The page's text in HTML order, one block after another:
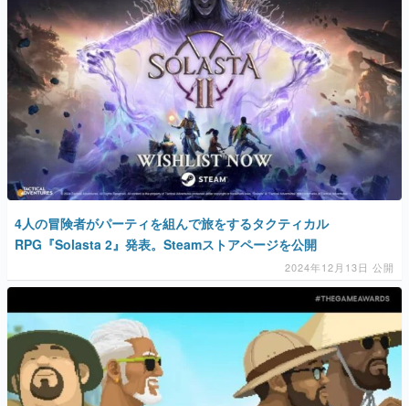
4人の冒険者がパーティを組んで旅をするタクティカル
RPG『Solasta 2』発表。Steamストアページを公開
2024年12月13日 公開